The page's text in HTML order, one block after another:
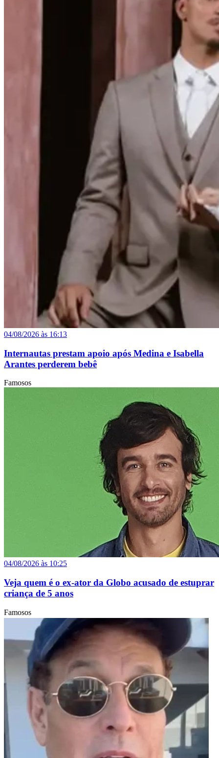
04/08/2026 às 16:13
Internautas prestam apoio após Medina e Isabella
Arantes perderem bebê
Famosos
04/08/2026 às 10:25
Veja quem é o ex-ator da Globo acusado de estuprar
criança de 5 anos
Famosos